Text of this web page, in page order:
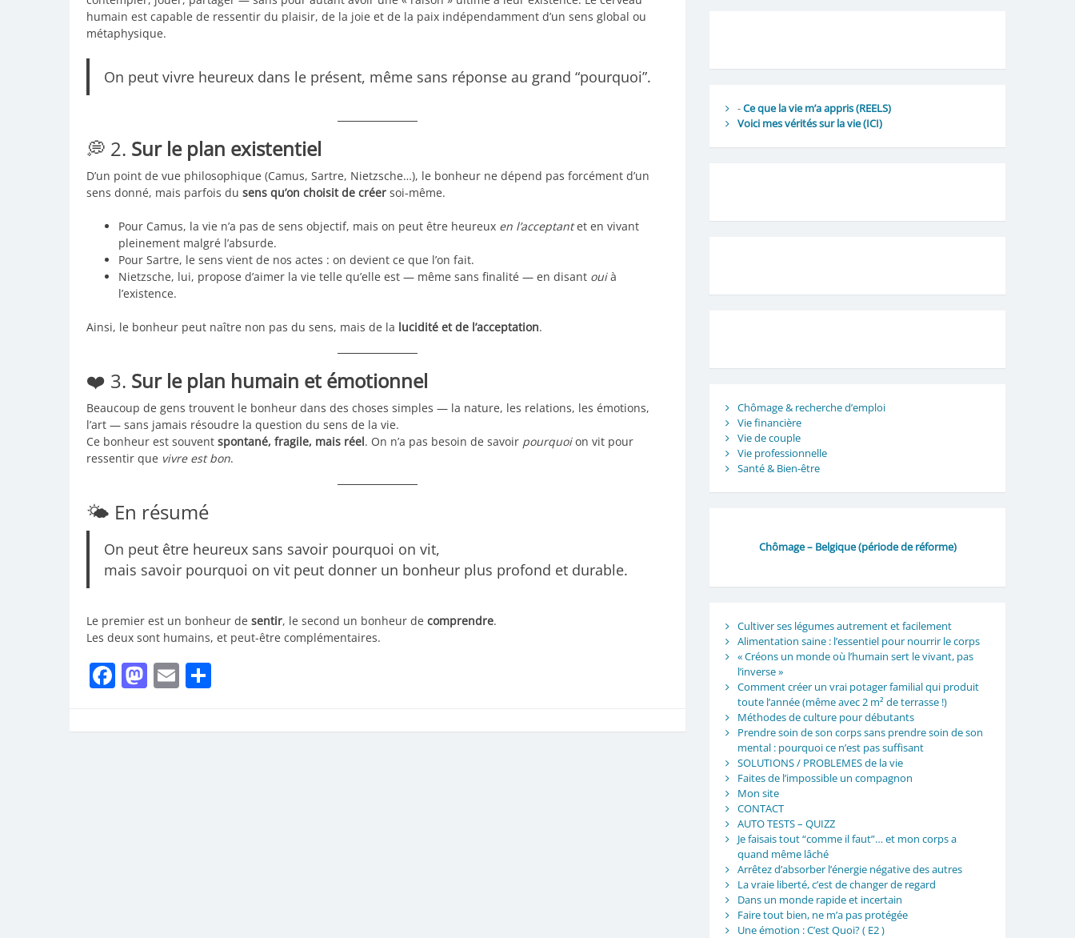
humain est capable de ressentir du plaisir, de la joie et de la paix indépendamment d’un sens global ou
métaphysique.
On peut vivre heureux dans le présent, même sans réponse au grand “pourquoi”.
💭 2. Sur le plan existentiel
D’un point de vue philosophique (Camus, Sartre, Nietzsche…), le bonheur ne dépend pas forcément d’un
sens donné, mais parfois du sens qu’on choisit de créer soi-même.
Pour Camus, la vie n’a pas de sens objectif, mais on peut être heureux en l’acceptantet en vivant
pleinement malgré l’absurde.
Pour Sartre, le sens vient de nos actes : on devient ce que l’on fait.
Nietzsche, lui, propose d’aimer la vie telle qu’elle est — même sans finalité — en disant ouià
l’existence.
Ainsi, le bonheur peut naître non pas du sens, mais de la lucidité et de l’acceptation.
❤️ 3. Sur le plan humain et émotionnel
Beaucoup de gens trouvent le bonheur dans des choses simples — la nature, les relations, les émotions,
l’art — sans jamais résoudre la question du sens de la vie.
Ce bonheur est souvent spontané, fragile, mais réel. On n’a pas besoin de savoir pourquoion vit pour
ressentir que vivre est bon.
🌤️ En résumé
On peut être heureux sans savoir pourquoi on vit,
mais savoir pourquoi on vit peut donner un bonheur plus profond et durable.
Le premier est un bonheur de sentir, le second un bonheur de comprendre.
Les deux sont humains, et peut-être complémentaires.
Facebook
Mastodon
Email
-Ce que la vie m’a appris (REELS)
Voici mes vérités sur la vie(ICI)
Chômage & recherche d’emploi
Vie financière
Vie de couple
Vie professionnelle
Santé & Bien-être
Chômage – Belgique (période de réforme)
Cultiver ses légumes autrement et facilement
Alimentation saine : l’essentiel pour nourrir le corps
« Créons un monde où l’humain sert le vivant, pas
l’inverse »
Comment créer un vrai potager familial qui produit
toute l’année (même avec 2 m² de terrasse !)
Méthodes de culture pour débutants
Prendre soin de son corps sans prendre soin de son
mental : pourquoi ce n’est pas suffisant
SOLUTIONS / PROBLEMES de la vie
Faites de l’impossible un compagnon
Mon site
CONTACT
AUTO TESTS – QUIZZ
Je faisais tout “comme il faut”… et mon corps a
quand même lâché
Arrêtez d’absorber l’énergie négative des autres
La vraie liberté, c’est de changer de regard
Dans un monde rapide et incertain
Faire tout bien, ne m’a pas protégée
Une émotion : C’est Quoi? ( E2 )